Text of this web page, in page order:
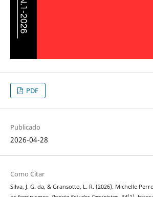
PDF
Publicado
2026-04-28
Como Citar
Silva, J. G. da, & Gransotto, L. R. (2026). Michelle